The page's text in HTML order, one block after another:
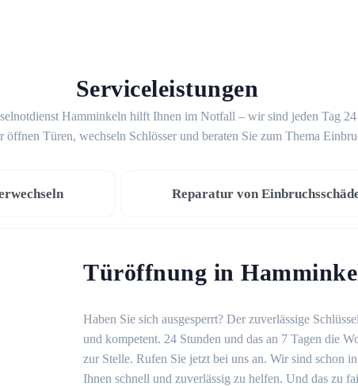
Serviceleistungen
Hamminkeln hilft Ihnen im Notfall – wir sind jeden Tag 24
öffnen Türen, wechseln Schlösser und beraten Sie zum Thema
Reparatur von
Türöffnung in
Haben Sie sich ausgesperrt? Der zuverlässige
und kompetent. 24 Stunden und das an 7 Tagen die
zur Stelle. Rufen Sie jetzt bei uns an. Wir sind schon
Ihnen schnell und zuverlässig zu helfen. Und das zu